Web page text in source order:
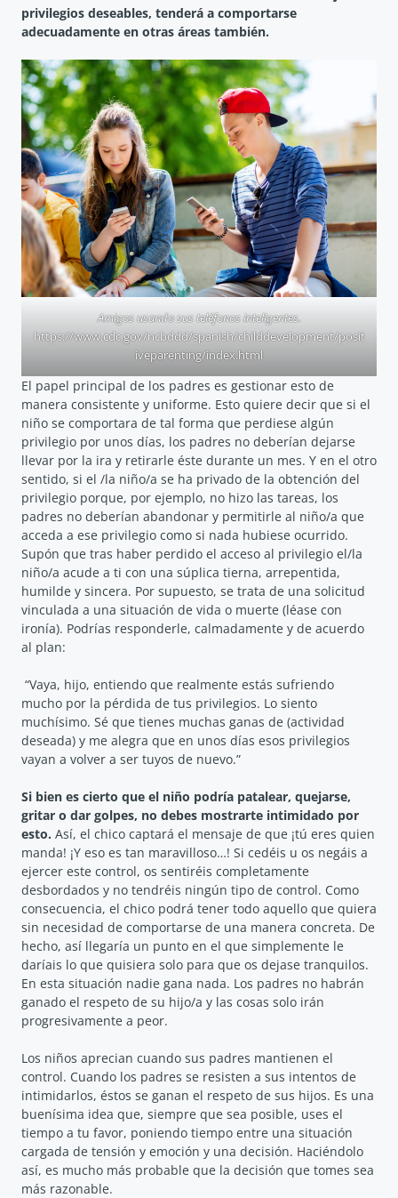
privilegios deseables, tenderá a comportarse
adecuadamente en otras áreas también.
Amigos usando sus teléfonos inteligentes.
https://www.cdc.gov/ncbddd/spanish/childdevelopment/posit
iveparenting/index.html
El papel principal de los padres es gestionar esto de
manera consistente y uniforme. Esto quiere decir que si el
niño se comportara de tal forma que perdiese algún
privilegio por unos días, los padres no deberían dejarse
llevar por la ira y retirarle éste durante un mes. Y en el otro
sentido, si el /la niño/a se ha privado de la obtención del
privilegio porque, por ejemplo, no hizo las tareas, los
padres no deberían abandonar y permitirle al niño/a que
acceda a ese privilegio como si nada hubiese ocurrido.
Supón que tras haber perdido el acceso al privilegio el/la
niño/a acude a ti con una súplica tierna, arrepentida,
humilde y sincera. Por supuesto, se trata de una solicitud
vinculada a una situación de vida o muerte (léase con
ironía). Podrías responderle, calmadamente y de acuerdo
al plan:
“Vaya, hijo, entiendo que realmente estás sufriendo
mucho por la pérdida de tus privilegios. Lo siento
muchísimo. Sé que tienes muchas ganas de (actividad
deseada) y me alegra que en unos días esos privilegios
vayan a volver a ser tuyos de nuevo.”
Si bien es cierto que el niño podría patalear, quejarse,
gritar o dar golpes, no debes mostrarte intimidado por
esto. Así, el chico captará el mensaje de que ¡tú eres quien
manda! ¡Y eso es tan maravilloso…! Si cedéis u os negáis a
ejercer este control, os sentiréis completamente
desbordados y no tendréis ningún tipo de control. Como
consecuencia, el chico podrá tener todo aquello que quiera
sin necesidad de comportarse de una manera concreta. De
hecho, así llegaría un punto en el que simplemente le
daríais lo que quisiera solo para que os dejase tranquilos.
En esta situación nadie gana nada. Los padres no habrán
ganado el respeto de su hijo/a y las cosas solo irán
progresivamente a peor.
Los niños aprecian cuando sus padres mantienen el
control. Cuando los padres se resisten a sus intentos de
intimidarlos, éstos se ganan el respeto de sus hijos. Es una
buenísima idea que, siempre que sea posible, uses el
tiempo a tu favor, poniendo tiempo entre una situación
cargada de tensión y emoción y una decisión. Haciéndolo
así, es mucho más probable que la decisión que tomes sea
más razonable.